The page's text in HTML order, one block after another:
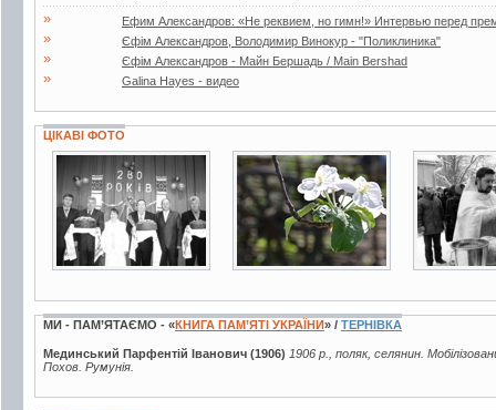
» Ефим Александров: «Не реквием, но гимн!» Интервью перед
» Єфім Александров, Володимир Винокур - "Поликлиника"
» Єфім Александров - Майн Бершадь / Main Bershad
» Galina Hayes - видео
ЦІКАВІ ФОТО
19 фото 3 фото
МИ - ПАМ’ЯТАЄМО - «КНИГА ПАМ’ЯТІ УКРАЇНИ» / ТЕРНІВКА
Мединський Парфентій Іванович (1906) 1906 р., поляк, селянин.
Похов. Румунія.